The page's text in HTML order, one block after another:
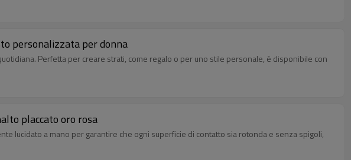
personalizzata per donna
Perfetta per creare strati, come regalo o per uno stile personale, è disponibile con
placcato oro rosa
lucidato a mano per garantire che ogni superficie di contatto sia rotonda e senza spigoli,